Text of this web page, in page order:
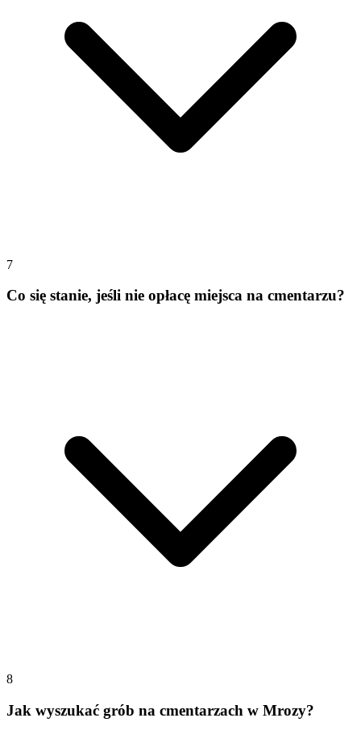
7
Co się stanie, jeśli nie opłacę miejsca na cmentarzu?
8
Jak wyszukać grób na cmentarzach w Mrozy?